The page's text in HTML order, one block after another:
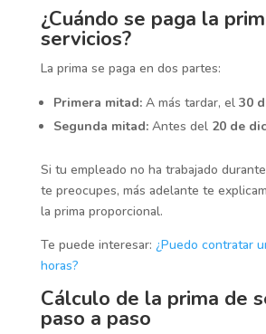
¿Cuándo se paga la
servicios?
La prima se paga en dos partes:
Primera mitad:A más tardar, el 30
Segunda mitad:Antes del 20 de
Si tu empleado no ha trabajado
te preocupes, más adelante te
la prima proporcional.
Te puede interesar: ¿Puedo contratar
horas?
Cálculo de la prima de
paso a paso